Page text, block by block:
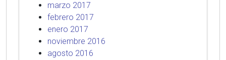
marzo 2017
febrero 2017
enero 2017
noviembre 2016
agosto 2016